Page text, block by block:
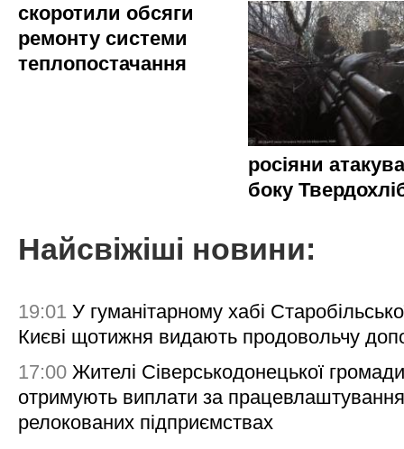
скоротили обсяги
ремонту системи
теплопостачання
росіяни
боку
Найсвіжіші новини:
19:01 У гуманітарному хабі
Києві щотижня видають продовольчу
17:00 Жителі Сіверськодонецької
отримують виплати за
релокованих підприємствах